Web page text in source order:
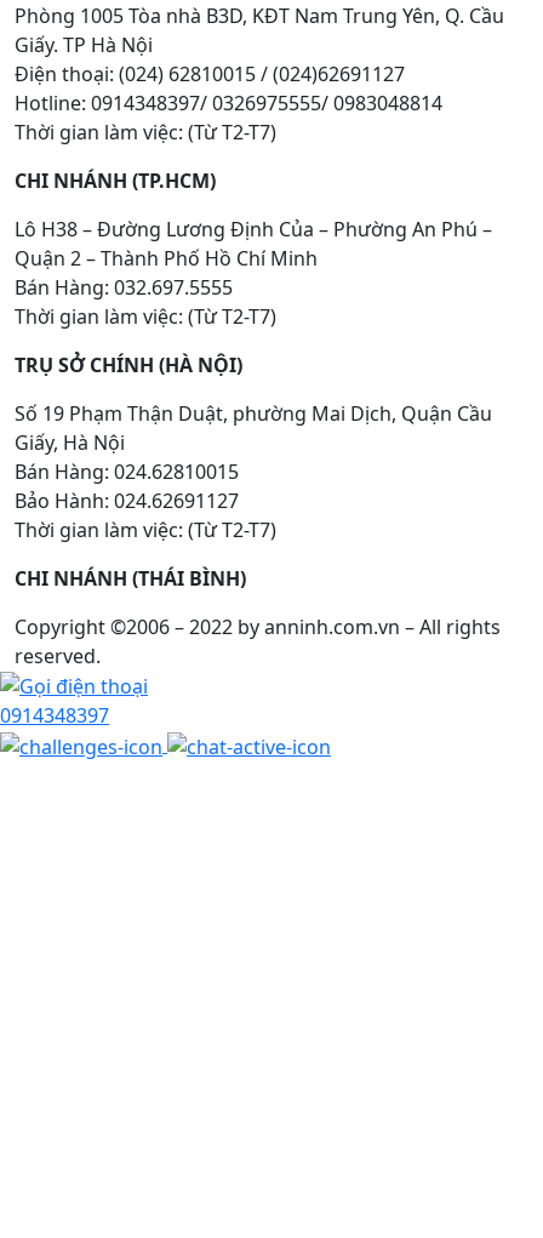
Phòng 1005 Tòa nhà B3D, KĐT Nam Trung Yên, Q. Cầu
Giấy. TP Hà Nội
Điện thoại: (024) 62810015 / (024)62691127
Hotline: 0914348397/ 0326975555/ 0983048814
Thời gian làm việc: (Từ T2-T7)
CHI NHÁNH (TP.HCM)
Lô H38 – Đường Lương Định Của – Phường An Phú –
Quận 2 – Thành Phố Hồ Chí Minh
Bán Hàng: 032.697.5555
Thời gian làm việc: (Từ T2-T7)
TRỤ SỞ CHÍNH (HÀ NỘI)
Số 19 Phạm Thận Duật, phường Mai Dịch, Quận Cầu
Giấy, Hà Nội
Bán Hàng: 024.62810015
Bảo Hành: 024.62691127
Thời gian làm việc: (Từ T2-T7)
CHI NHÁNH (THÁI BÌNH)
Copyright ©2006 – 2022 by anninh.com.vn – All rights
reserved.
0914348397